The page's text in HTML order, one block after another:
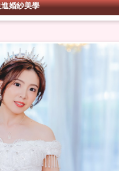
婚紗美學